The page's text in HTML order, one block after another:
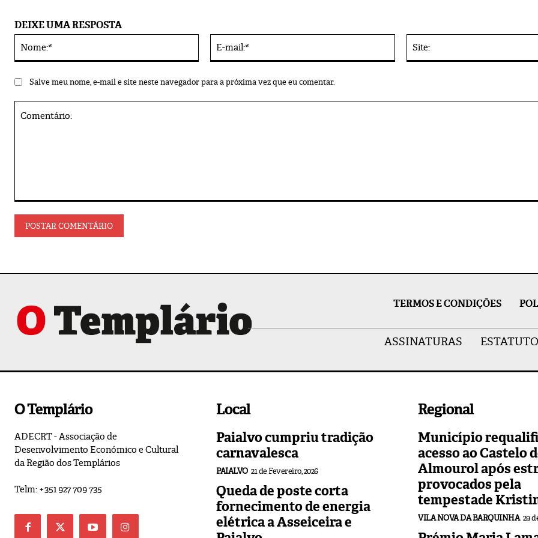
DEIXE UMA RESPOSTA
mail:*
Salve meu nome, e-mail e site neste navegador para a próxima vez que eu comentar.
TERMOS E CONDIÇÕES
ASSINATURAS
O Templário
ADECRT - Associação de
Desenvolvimento Económico e Cultural
da Região dos Templários
Telm: +351 927 709 735
Local
Paialvo cumpriu tradição
carnavalesca
PAIALVO 21 de Fevereiro, 2026
Queda de poste corta
fornecimento de energia
elétrica a Asseiceira e
Regional
Município
acesso ao Castelo
Almourol após
provocados pela
tempestade
VILA NOVA DA BARQUINHA 29